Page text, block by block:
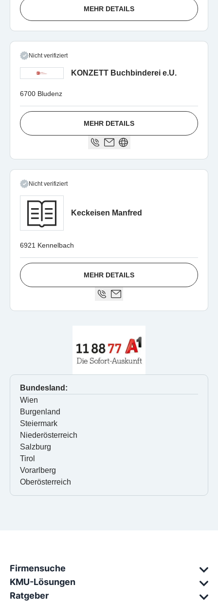
MEHR DETAILS
Nicht verifiziert
KONZETT Buchbinderei e.U.
6700 Bludenz
MEHR DETAILS
Nicht verifiziert
Keckeisen Manfred
6921 Kennelbach
MEHR DETAILS
Bundesland:
Wien
Burgenland
Steiermark
Niederösterreich
Salzburg
Tirol
Vorarlberg
Oberösterreich
Firmensuche
KMU-Lösungen
Ratgeber